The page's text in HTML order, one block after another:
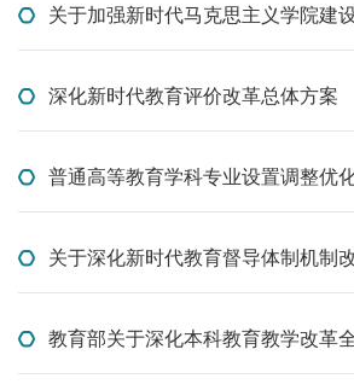
关于加强新时代马克思主义学院建
深化新时代教育评价改革总体方案
普通高等教育学科专业设置调整优化改
关于深化新时代教育督导体制机制改革
教育部关于深化本科教育教学改革全面提高人才培养质